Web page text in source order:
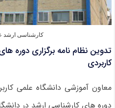
کارشناسی ارشد
تدوین نظام نامه برگزاری دوره
کاربردی
معاون آموزشی دانشگاه علمی
دوره های کارشناسی ارشد در